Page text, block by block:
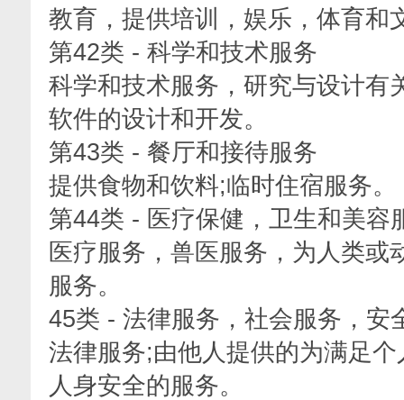
教育，提供培训，娱乐，体育和
第42类 - 科学和技术服务
科学和技术服务，研究与设计有
软件的设计和开发。
第43类 - 餐厅和接待服务
提供食物和饮料;临时住宿服务。
第44类 - 医疗保健，卫生和美容
医疗服务，兽医服务，为人类
服务。
45类 - 法律服务，社会服务，安
法律服务;由他人提供的为满足
人身安全的服务。